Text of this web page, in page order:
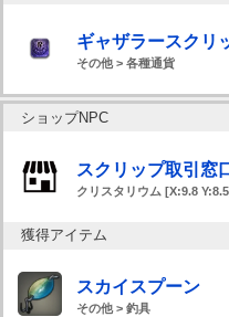
ギャザラースクリ
その他 > 各種通貨
ショップNPC
スクリップ取引窓
クリスタリウム [X:9.8
獲得アイテム
スカイスプーン
その他 > 釣具